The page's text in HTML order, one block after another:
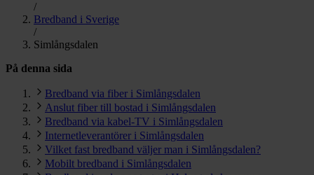
/
Bredband i Sverige
/
Simlångsdalen
På denna sida
Bredband via fiber i Simlångsdalen
Anslut fiber till bostad i Simlångsdalen
Bredband via kabel-TV i Simlångsdalen
Internetleverantörer i Simlångsdalen
Vilket fast bredband väljer man i Simlångsdalen?
Mobilt bredband i Simlångsdalen